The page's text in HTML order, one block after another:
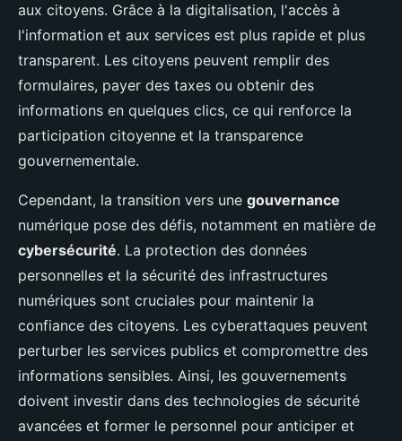
aux citoyens. Grâce à la digitalisation, l'accès à
l'information et aux services est plus rapide et plus
transparent. Les citoyens peuvent remplir des
formulaires, payer des taxes ou obtenir des
informations en quelques clics, ce qui renforce la
participation citoyenne et la transparence
gouvernementale.
Cependant, la transition vers une gouvernance
numérique pose des défis, notamment en matière de
cybersécurité. La protection des données
personnelles et la sécurité des infrastructures
numériques sont cruciales pour maintenir la
confiance des citoyens. Les cyberattaques peuvent
perturber les services publics et compromettre des
informations sensibles. Ainsi, les gouvernements
doivent investir dans des technologies de sécurité
avancées et former le personnel pour anticiper et